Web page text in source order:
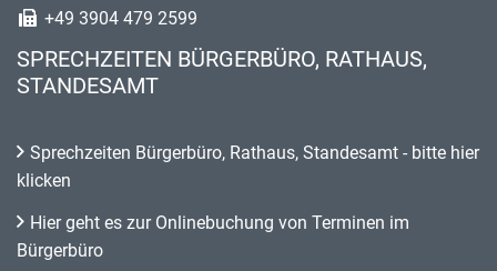
+49 3904 479 2599
SPRECHZEITEN BÜRGERBÜRO, RATHAUS,
STANDESAMT
Sprechzeiten Bürgerbüro, Rathaus, Standesamt - bitte hier
klicken
Hier geht es zur Onlinebuchung von Terminen im
Bürgerbüro